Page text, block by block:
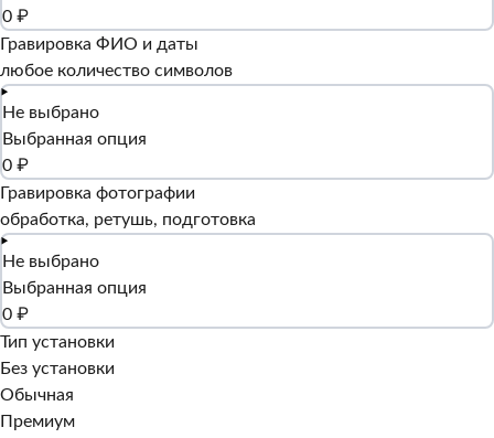
0 ₽
Гравировка ФИО и даты
любое количество символов
Не выбрано
Выбранная опция
0 ₽
Гравировка фотографии
обработка, ретушь, подготовка
Не выбрано
Выбранная опция
0 ₽
Тип установки
Без установки
Обычная
Премиум